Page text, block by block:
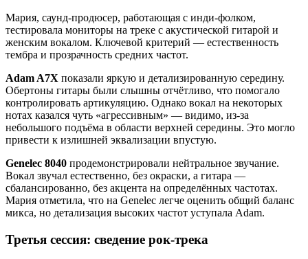
Мария, саунд-продюсер, работающая с инди-фолком,
тестировала мониторы на треке с акустической гитарой и
женским вокалом. Ключевой критерий — естественность
тембра и прозрачность средних частот.
Adam A7X показали яркую и детализированную середину.
Обертоны гитары были слышны отчётливо, что помогало
контролировать артикуляцию. Однако вокал на некоторых
нотах казался чуть «агрессивным» — видимо, из-за
небольшого подъёма в области верхней середины. Это могло
привести к излишней эквализации впустую.
Genelec 8040 продемонстрировали нейтральное звучание.
Вокал звучал естественно, без окраски, а гитара —
сбалансированно, без акцента на определённых частотах.
Мария отметила, что на Genelec легче оценить общий баланс
микса, но детализация высоких частот уступала Adam.
Третья сессия: сведение рок-трека